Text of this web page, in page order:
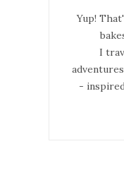
Yup!
I
-